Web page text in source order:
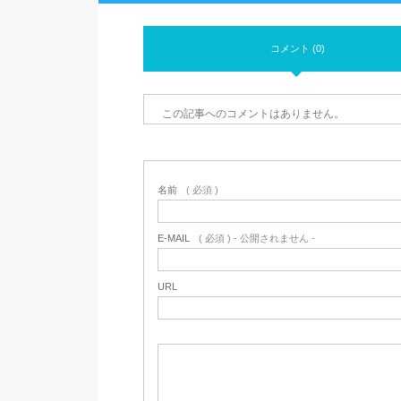
コメント (0)
この記事へのコメントはありません。
名前 ( 必須 )
E-MAIL ( 必須 ) - 公開されません -
URL